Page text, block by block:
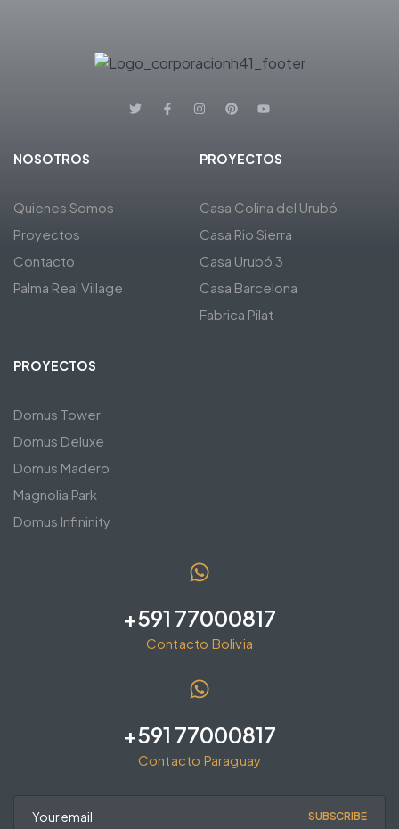
NOSOTROS
Quienes Somos
Proyectos
Contacto
Palma Real Village
PROYECTOS
Casa Colina del Urubó
Casa Rio Sierra
Casa Urubó 3
Casa Barcelona
Fabrica Pilat
PROYECTOS
Domus Tower
Domus Deluxe
Domus Madero
Magnolia Park
Domus Infininity
+591 77000817
Contacto Bolivia
+591 77000817
Contacto Paraguay
SUBSCRIBE